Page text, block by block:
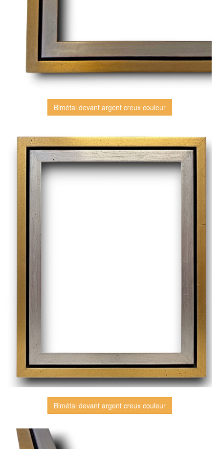
Bimétal devant argent creux couleur
Bimétal devant argent creux couleur